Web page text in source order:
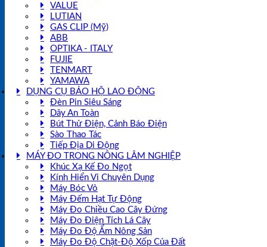
VALUE
LUTIAN
GAS CLIP (Mỹ)
ABB
OPTIKA - ITALY
FUJIE
TENMART
YAMAWA
DỤNG CỤ BẢO HỘ LAO ĐỘNG
Đèn Pin Siêu Sáng
Dây An Toàn
Bút Thử Điện, Cảnh Báo Điện
Sào Thao Tác
Tiếp Địa Di Động
MÁY ĐO TRONG NÔNG LÂM NGHIỆP
Khúc Xạ Kế Đo Ngọt
Kính Hiển Vi Chuyên Dụng
Máy Bóc Vỏ
Máy Đếm Hạt Tự Động
Máy Đo Chiều Cao Cây Đứng
Máy Đo Điện Tích Lá Cây
Máy Đo Độ Ẩm Nông Sản
Máy Đo Độ Chặt-Độ Xốp Của Đất